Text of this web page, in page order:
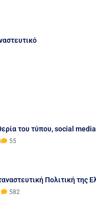
του τύπου, social
55
Πολιτική της
582